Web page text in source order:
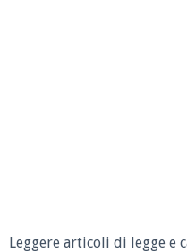
Leggere articoli di legge e